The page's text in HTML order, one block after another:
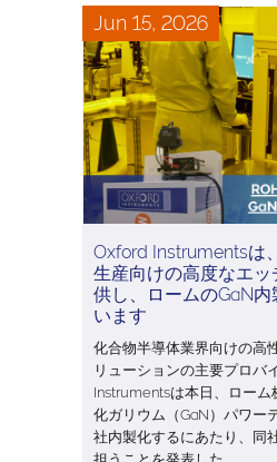
Jun 15, 2026
Oxford Instrumentsは
生産向けの高度なエ
供し、ロームのGaN内
います
化合物半導体業界向けの高
リューションの主要プロバ
Instrumentsは本日、ロー
化ガリウム（GaN）パワー
社内製化するにあたり、同